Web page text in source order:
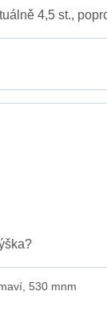
4,5 st.,
530 mnm